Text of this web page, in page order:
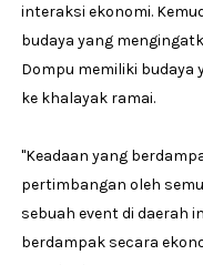
interaksi ekonomi.
budaya yang
Dompu memiliki budaya
ke khalayak ramai.
"Keadaan yang
pertimbangan oleh
sebuah event di daerah
berdampak secara